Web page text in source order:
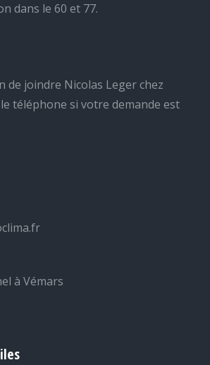
dans le 60 et 77.
de joindre Nicolas Leger chez
téléphone si votre demande est
à Vémars